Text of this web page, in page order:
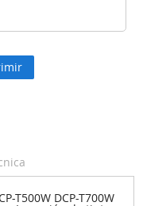
T500W DCP-T700W